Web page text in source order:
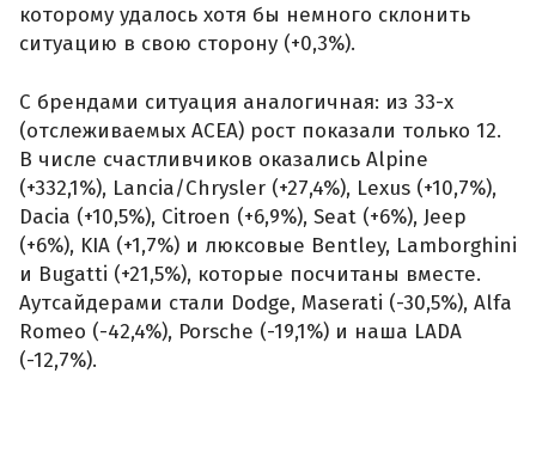
которому удалось хотя бы немного склонить
ситуацию в свою сторону (+0,3%).
С брендами ситуация аналогичная: из 33-х
(отслеживаемых АСЕА) рост показали только 12.
В числе счастливчиков оказались Alpine
(+332,1%), Lancia/Chrysler (+27,4%), Lexus (+10,7%),
Dacia (+10,5%), Citroen (+6,9%), Seat (+6%), Jeep
(+6%), KIA (+1,7%) и люксовые Bentley, Lamborghini
и Bugatti (+21,5%), которые посчитаны вместе.
Аутсайдерами стали Dodge, Maserati (-30,5%), Alfa
Romeo (-42,4%), Porsche (-19,1%) и наша LADA
(-12,7%).